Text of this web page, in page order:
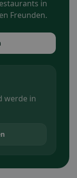
in
Freunden.
werde in